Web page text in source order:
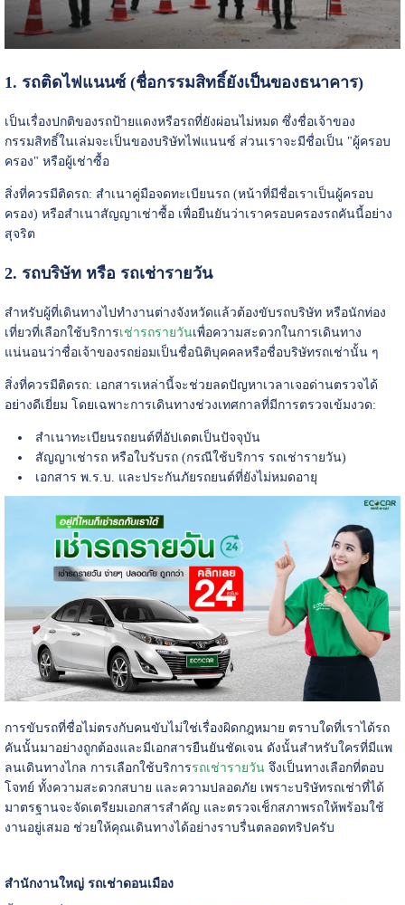
1. รถติดไฟแนนซ์ (ชื่อกรรมสิทธิ์ยังเป็นของธนาคาร)
เป็นเรื่องปกติของรถป้ายแดงหรือรถที่ยังผ่อนไม่หมด ซึ่งชื่อเจ้าของ
กรรมสิทธิ์ในเล่มจะเป็นของบริษัทไฟแนนซ์ ส่วนเราจะมีชื่อเป็น "ผู้ครอบ
ครอง" หรือผู้เช่าซื้อ
สิ่งที่ควรมีติดรถ: สำเนาคู่มือจดทะเบียนรถ (หน้าที่มีชื่อเราเป็นผู้ครอบ
ครอง) หรือสำเนาสัญญาเช่าซื้อ เพื่อยืนยันว่าเราครอบครองรถคันนี้อย่าง
สุจริต
2. รถบริษัท หรือ รถเช่ารายวัน
สำหรับผู้ที่เดินทางไปทำงานต่างจังหวัดแล้วต้องขับรถบริษัท หรือนักท่อง
เที่ยวที่เลือกใช้บริการเช่ารถรายวันเพื่อความสะดวกในการเดินทาง
แน่นอนว่าชื่อเจ้าของรถย่อมเป็นชื่อนิติบุคคลหรือชื่อบริษัทรถเช่านั้น ๆ
สิ่งที่ควรมีติดรถ: เอกสารเหล่านี้จะช่วยลดปัญหาเวลาเจอด่านตรวจได้
อย่างดีเยี่ยม โดยเฉพาะการเดินทางช่วงเทศกาลที่มีการตรวจเข้มงวด:
สำเนาทะเบียนรถยนต์ที่อัปเดตเป็นปัจจุบัน
สัญญาเช่ารถ หรือใบรับรถ (กรณีใช้บริการ รถเช่ารายวัน)
เอกสาร พ.ร.บ. และประกันภัยรถยนต์ที่ยังไม่หมดอายุ
การขับรถที่ชื่อไม่ตรงกับคนขับไม่ใช่เรื่องผิดกฎหมาย ตราบใดที่เราได้รถ
คันนั้นมาอย่างถูกต้องและมีเอกสารยืนยันชัดเจน ดังนั้นสำหรับใครที่มีแพ
ลนเดินทางไกล การเลือกใช้บริการรถเช่ารายวัน จึงเป็นทางเลือกที่ตอบ
โจทย์ ทั้งความสะดวกสบาย และความปลอดภัย เพราะบริษัทรถเช่าที่ได้
มาตรฐานจะจัดเตรียมเอกสารสำคัญ และตรวจเช็กสภาพรถให้พร้อมใช้
งานอยู่เสมอ ช่วยให้คุณเดินทางได้อย่างราบรื่นตลอดทริปครับ
สำนักงานใหญ่ รถเช่าดอนเมือง